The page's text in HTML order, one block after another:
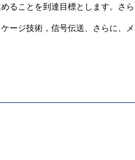
ことを到達目標とします。さ
ジ技術，信号伝送、さらに、